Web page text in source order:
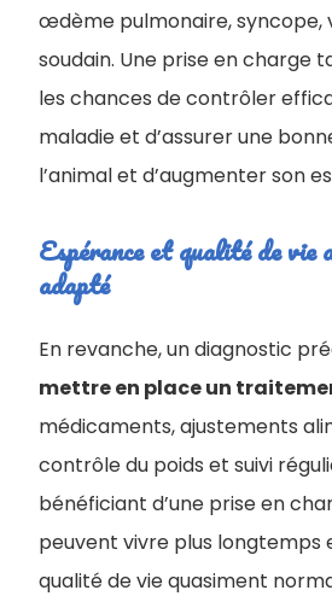
œdème pulmonaire, syncope,
soudain. Une prise en charge
les chances de contrôler
maladie et d’assurer une
l’animal et d’augmenter son
Espérance et qualité de vie
adapté
En revanche, un diagnostic
mettre en place un
médicaments, ajustements
contrôle du poids et suivi
bénéficiant d’une prise en
peuvent vivre plus longtemps
qualité de vie quasiment